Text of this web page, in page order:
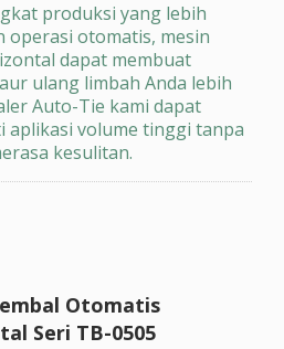
produksi yang lebih
operasi otomatis, mesin
dapat membuat
ulang limbah Anda lebih
Auto-Tie kami dapat
aplikasi volume tinggi tanpa
kesulitan.
Otomatis
Seri TB-0505